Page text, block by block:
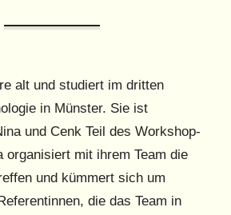
alt und studiert im dritten
in Münster. Sie ist
und Cenk Teil des Workshop-
organisiert mit ihrem Team die
und kümmert sich um
die das Team in